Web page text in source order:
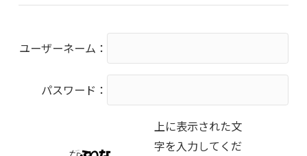
ユーザーネーム：
パスワード：
上に表示された文
字を入力してくだ